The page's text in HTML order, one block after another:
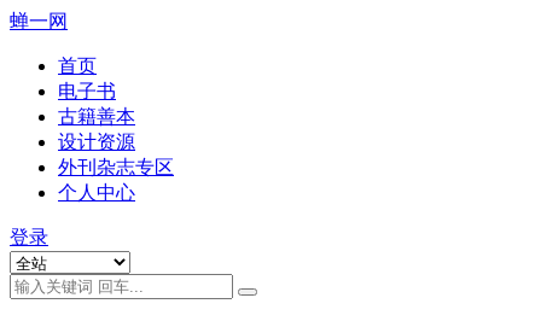
蝉一网
首页
电子书
古籍善本
设计资源
外刊杂志专区
个人中心
登录